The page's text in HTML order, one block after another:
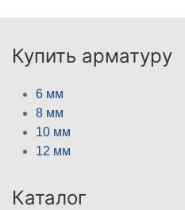
Купить арматуру
6 мм
8 мм
10 мм
12 мм
Каталог